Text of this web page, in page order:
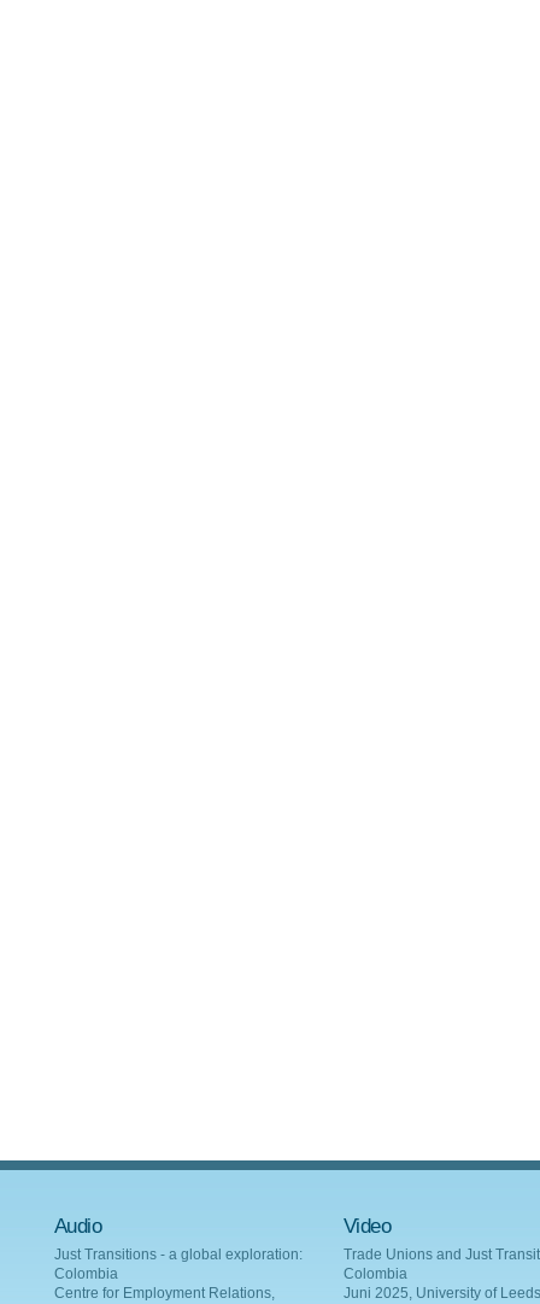
Audio
Just Transitions - a global exploration:
Colombia
Centre for Employment Relations,
Video
Trade Unions and Just
Colombia
Juni 2025, University of Leeds